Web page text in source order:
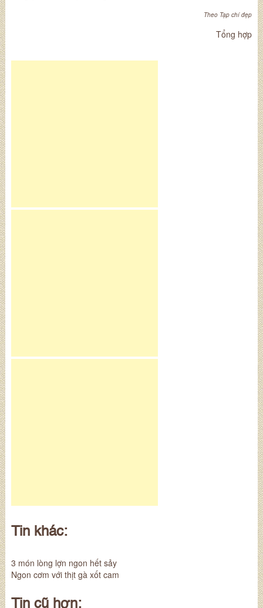
Theo Tạp chí đẹp
Tổng hợp
Tin khác:
3 món lòng lợn ngon hết sảy
Ngon cơm với thịt gà xốt cam
Tin cũ hơn: